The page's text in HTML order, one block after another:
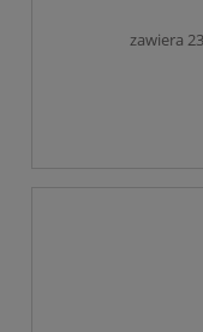
zawiera